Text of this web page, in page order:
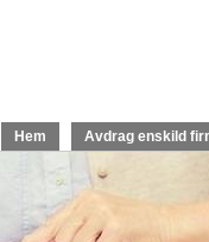
Hem Avdrag enskild